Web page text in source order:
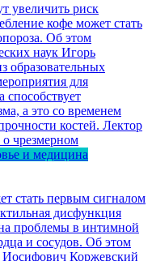
увеличить риск
кофе может стать
Об этом
наук Игорь
образовательных
для
а это со временем
костей. Лектор
чрезмерном
и медицина
стать первым сигналом
дисфункция
проблемы в интимной
и сосудов. Об этом
Иосифович Коржевский